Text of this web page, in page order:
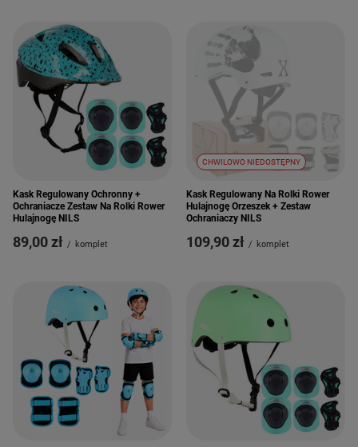
Kask Regulowany Ochronny +
Ochraniacze Zestaw Na Rolki Rower
Hulajnogę NILS
89,00 zł / komplet
CHWILOWO NIEDOSTĘPNY
Kask Regulowany Na Rolki Rower
Hulajnogę Orzeszek + Zestaw
Ochraniaczy NILS
109,90 zł / komplet